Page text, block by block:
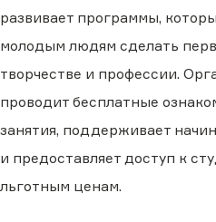
развивает программы,
молодым людям сделать
творчестве и профессии.
проводит бесплатные
занятия, поддерживает
и предоставляет доступ к
льготным ценам.